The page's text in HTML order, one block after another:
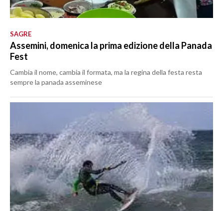
SAGRE
Assemini, domenica la prima edizione della Panada
Fest
Cambia il nome, cambia il formata, ma la regina della festa resta
sempre la panada asseminese